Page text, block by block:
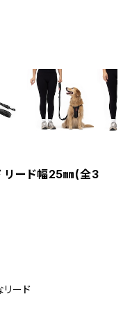
リード幅25㎜(全3
ード